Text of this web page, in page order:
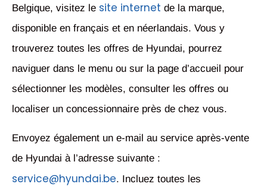
Belgique, visitez le site internet de la marque,
disponible en français et en néerlandais. Vous y
trouverez toutes les offres de Hyundai, pourrez
naviguer dans le menu ou sur la page d’accueil pour
sélectionner les modèles, consulter les offres ou
localiser un concessionnaire près de chez vous.
Envoyez également un e-mail au service après-vente
de Hyundai à l’adresse suivante :
service@hyundai.be. Incluez toutes les